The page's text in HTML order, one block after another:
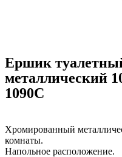
Ершик
металлический
1090С
Хромированный
комнаты.
Напольное расположение.